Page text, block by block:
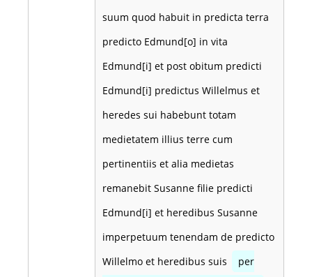
suum quod habuit in predicta terra
predicto Edmund[o] in vita
Edmund[i] et post obitum predicti
Edmund[i] predictus Willelmus et
heredes sui habebunt totam
medietatem illius terre cum
pertinentiis et alia medietas
remanebit Susanne filie predicti
Edmund[i] et heredibus Susanne
imperpetuum tenendam de predicto
Willelmo et heredibus suis
per